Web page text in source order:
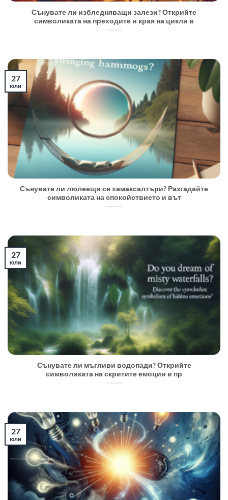
Сънувате ли избледняващи залези? Открийте
символиката на преходите и края на цикли в
Сънувате ли люлеещи се хамаксалтъри? Разгадайте
символиката на спокойствието и вът
27
юли
Сънувате ли мъгливи водопади? Открийте
символиката на скритите емоции и пр
27
юли
27
юли